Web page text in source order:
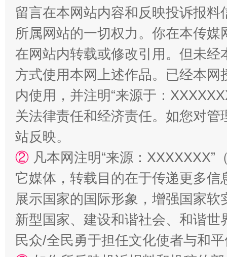
全民健身五年计划来了！等你上场
阿坝州三大球赛在茂县开幕 规模
留言在本网站内容和反映投诉报
所属网站的一切权力。你在本传
在网站内转载或修改引用。但未
方式使用本网上述作品。已经本
内使用，并注明“来源于：
关法律责任和经济责任。如您对
站反映。
② 凡本网注明“来源：
它媒体，转载目的在于传递更多
展示国家的国际形象，增强国家
新型国家、建设和谐社会、和谐
民众/全民勇于担任文化使者与和